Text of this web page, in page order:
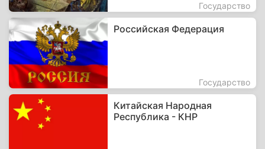
Государство
Российская Федерация
Государство
Китайская Народная
Республика - КНР